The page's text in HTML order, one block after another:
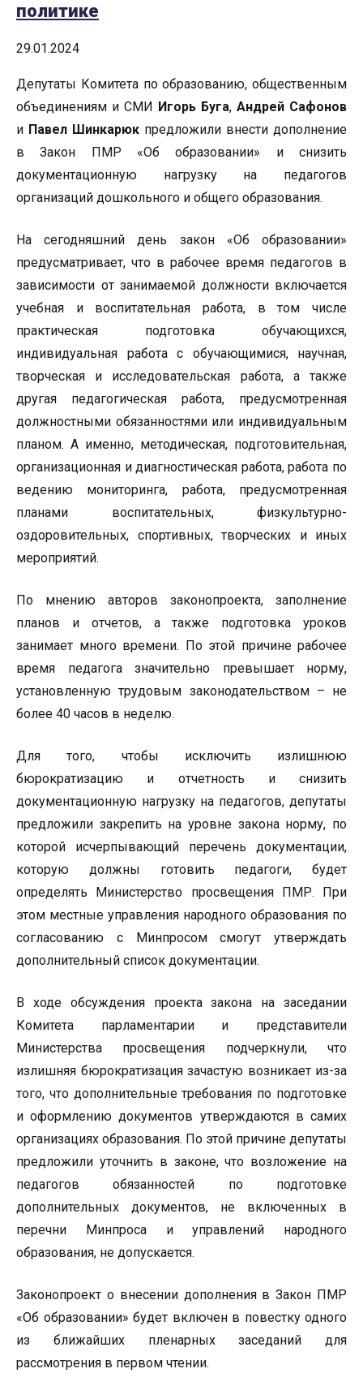
политике
29.01.2024
Депутаты Комитета по образованию, общественным
объединениям и СМИ Игорь Буга, Андрей Сафонов
и Павел Шинкарюк предложили внести дополнение
в Закон ПМР «Об образовании» и снизить
документационную нагрузку на педагогов
организаций дошкольного и общего образования.
На сегодняшний день закон «Об образовании»
предусматривает, что в рабочее время педагогов в
зависимости от занимаемой должности включается
учебная и воспитательная работа, в том числе
практическая подготовка обучающихся,
индивидуальная работа с обучающимися, научная,
творческая и исследовательская работа, а также
другая педагогическая работа, предусмотренная
должностными обязанностями или индивидуальным
планом. А именно, методическая, подготовительная,
организационная и диагностическая работа, работа по
ведению мониторинга, работа, предусмотренная
планами воспитательных, физкультурно-
оздоровительных, спортивных, творческих и иных
мероприятий.
По мнению авторов законопроекта, заполнение
планов и отчетов, а также подготовка уроков
занимает много времени. По этой причине рабочее
время педагога значительно превышает норму,
установленную трудовым законодательством – не
более 40 часов в неделю.
Для того, чтобы исключить излишнюю
бюрократизацию и отчетность и снизить
документационную нагрузку на педагогов, депутаты
предложили закрепить на уровне закона норму, по
которой исчерпывающий перечень документации,
которую должны готовить педагоги, будет
определять Министерство просвещения ПМР. При
этом местные управления народного образования по
согласованию с Минпросом смогут утверждать
дополнительный список документации.
В ходе обсуждения проекта закона на заседании
Комитета парламентарии и представители
Министерства просвещения подчеркнули, что
излишняя бюрократизация зачастую возникает из-за
того, что дополнительные требования по подготовке
и оформлению документов утверждаются в самих
организациях образования. По этой причине депутаты
предложили уточнить в законе, что возложение на
педагогов обязанностей по подготовке
дополнительных документов, не включенных в
перечни Минпроса и управлений народного
образования, не допускается.
Законопроект о внесении дополнения в Закон ПМР
«Об образовании» будет включен в повестку одного
из ближайших пленарных заседаний для
рассмотрения в первом чтении.